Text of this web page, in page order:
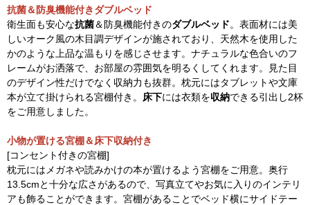
抗菌＆防臭機能付きダブルベッド
衛生面も安心な抗菌＆防臭機能付きのダブルベッド。表面材には美
しいオーク風の木目調デザインが施されており、天然木を使用した
かのような上品な温もりを感じさせます。ナチュラルな色合いのフ
レームがお洒落で、お部屋の雰囲気を明るくしてくれます。見た目
のデザイン性だけでなく収納力も抜群。枕元にはタブレットや文庫
本が立て掛けられる宮棚付き。 床下には衣類を収納できる引出し2杯
をご用意しました。
小物が置ける宮棚＆床下収納付き
[コンセント付きの宮棚]
枕元にはメガネや読みかけの本が置けるよう宮棚をご用意。奥行
13.5cmと十分な広さがあるので、写真立てやお気に入りのインテリ
アも飾ることができます。宮棚があることでベッド横にサイドテー